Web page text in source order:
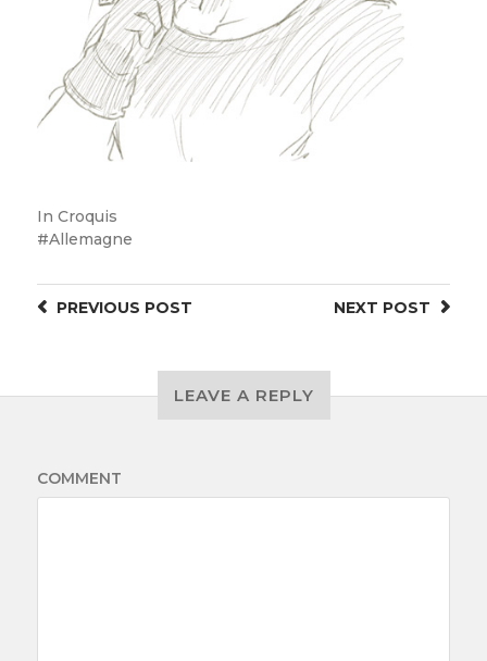
In Croquis
Allemagne
NEXT POST
PREVIOUS POST
LEAVE A REPLY
COMMENT